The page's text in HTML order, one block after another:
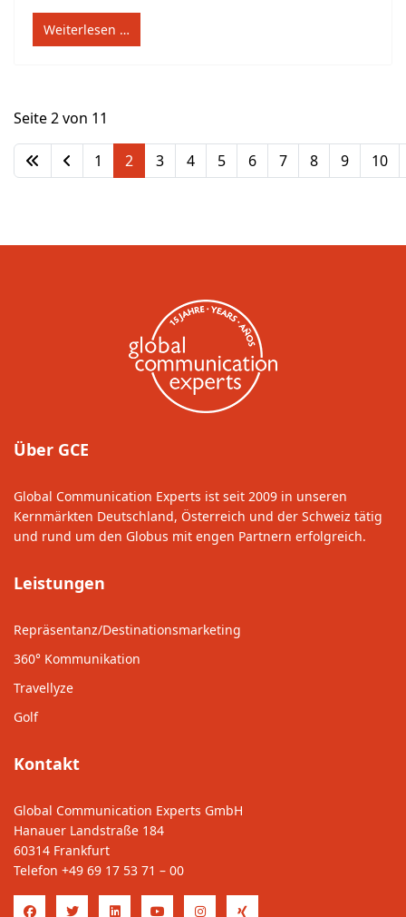
Weiterlesen …
Seite 2 von 11
1 2 3 4 5 6 7 8 9 10
Über GCE
Global Communication Experts ist seit 2009 in unseren
Kernmärkten Deutschland, Österreich und der Schweiz tätig
und rund um den Globus mit engen Partnern erfolgreich.
Leistungen
Repräsentanz/Destinationsmarketing
360° Kommunikation
Travellyze
Golf
Kontakt
Global Communication Experts GmbH
Hanauer Landstraße 184
60314 Frankfurt
Telefon +49 69 17 53 71 – 00